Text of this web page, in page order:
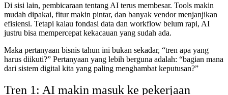
Di sisi lain, pembicaraan tentang AI terus membesar. Tools makin
mudah dipakai, fitur makin pintar, dan banyak vendor menjanjikan
efisiensi. Tetapi kalau fondasi data dan workflow belum rapi, AI
justru bisa mempercepat kekacauan yang sudah ada.
Maka pertanyaan bisnis tahun ini bukan sekadar, “tren apa yang
harus diikuti?” Pertanyaan yang lebih berguna adalah: “bagian mana
dari sistem digital kita yang paling menghambat keputusan?”
Tren 1: AI makin masuk ke pekerjaan